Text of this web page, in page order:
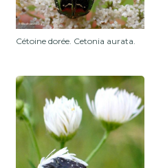
Cétoine dorée. Cetonia aurata.